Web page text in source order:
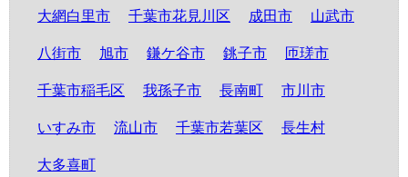
大網白里市 千葉市花見川区 成田市 山武市
八街市 旭市 鎌ケ谷市 銚子市 匝瑳市
千葉市稲毛区 我孫子市 長南町 市川市
いすみ市 流山市 千葉市若葉区 長生村
大多喜町